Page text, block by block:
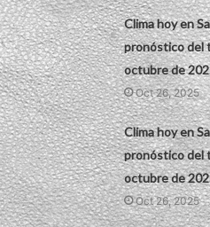
Clima hoy en
pronóstico del
octubre de
Oct 26, 2025
Clima hoy en
pronóstico del
octubre de
Oct 26, 2025